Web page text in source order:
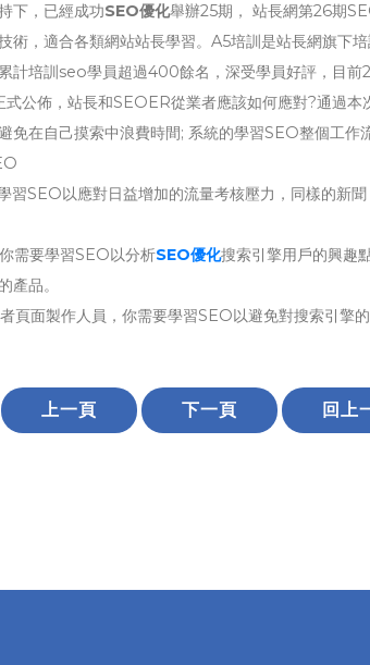
下，已經成功SEO優化舉辦25期， 站長網第26期
術，適合各類網站站長學習。A5培訓是站長網旗下
計培訓seo學員超過400餘名，深受學員好評，目前
佈，站長和SEOER從業者應該如何應對?通過本
免在自己摸索中浪費時間; 系統的學習SEO整個工作
SEO以應對日益增加的流量考核壓力，同樣的新
需要學習SEO以分析SEO優化搜索引擎用戶的興趣
產品。
面製作人員，你需要學習SEO以避免對搜索引擎
上一頁 下一頁 回上